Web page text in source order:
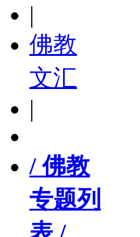
|
佛教
文汇
|
/ 佛教
专题列